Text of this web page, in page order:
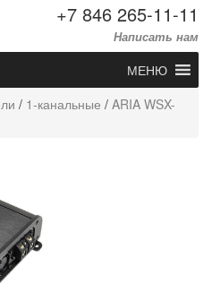
+7 846 265-11-11
Написать нам
МЕНЮ
/ 1-канальные / ARIA WSX-